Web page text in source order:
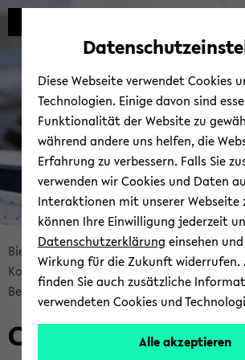
vermeiden
zum
wechseln
zum
wechseln
zum
wechseln
Bread­
crumb
über­
sprin­
gen
und
Bie­le­fel­der IT-​Servicezentrum
Ser­vices
Kom­mu­ni­ka­ti­on & Zu­sam­men­ar­beit
Be­ra­tung & Sup­port
UBI-​CERT
Com­pu­ter
Diese Webseite verwendet Cookies
Technologien. Einige davon sind
Funktionalität der Website zu
während andere uns helfen, die
Erfahrung zu verbessern. Falls Sie
verwenden wir Cookies und Daten
Interaktionen mit unserer Webseite
können Ihre Einwilligung jederzeit
Datenschutzerklärung einsehen
Wirkung für die Zukunft widerrufen.
finden Sie auch zusätzliche
verwendeten Cookies und
Alle akzeptieren